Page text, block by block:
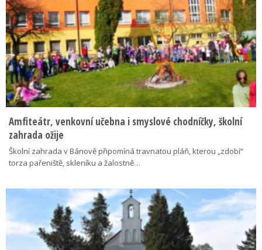
Amfiteátr, venkovní učebna i smyslové chodníčky, školní
zahrada ožije
Školní zahrada v Bánově připomíná travnatou pláň, kterou „zdobí“
torza pařeniště, skleníku a žalostně…